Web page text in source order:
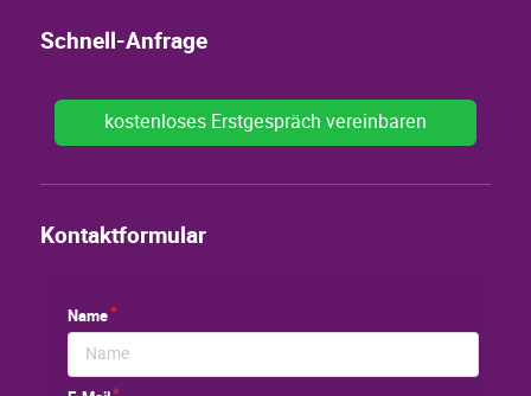
Schnell-Anfrage
kostenloses Erstgespräch vereinbaren
Kontaktformular